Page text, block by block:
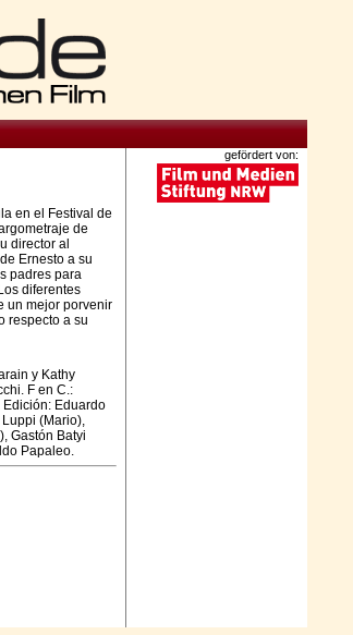
en el Festival de
de
director al
Ernesto a su
padres para
diferentes
un mejor porvenir
respecto a su
y Kathy
F en C.:
Edición: Eduardo
(Mario),
Gastón Batyi
Papaleo.
gefördert von: